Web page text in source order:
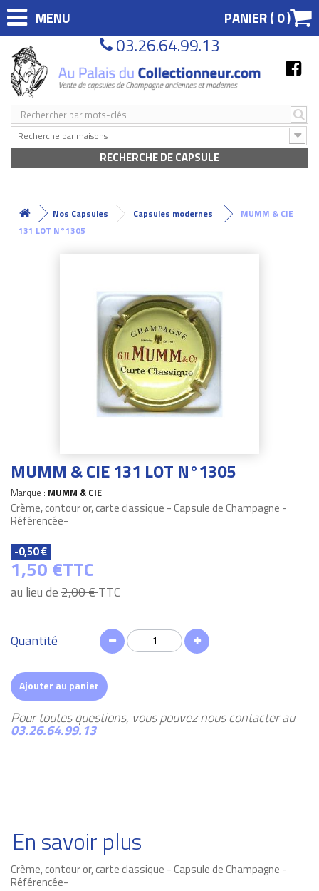
MENU PANIER (0)
03.26.64.99.13
Recherche par maisons
RECHERCHE DE CAPSULE
Nos Capsules Capsules modernes
MUMM & CIE
131 LOT N°1305
MUMM & CIE 131 LOT N°1305
Marque : MUMM & CIE
Crème, contour or, carte classique - Capsule de Champagne -
Référencée-
-0,50 €
1,50 €TTC
au lieu de2,00 €TTC
Quantité
Ajouter au panier
Pour toutes questions, vous pouvez nous contacter au
03.26.64.99.13
En savoir plus
Crème, contour or, carte classique - Capsule de Champagne -
Référencée-